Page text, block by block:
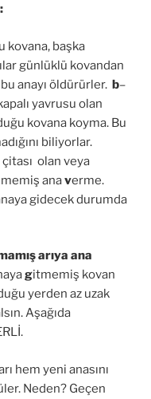
kovana, başka
günlüklü kovandan
anayı öldürürler. b–
yavrusu olan
kovana koyma. Bu
biliyorlar.
olan veya
anaverme.
gidecek durumda
arıya ana
gitmemiş kovan
yerden az uzak
Aşağıda
hem yeni anasını
Neden? Geçen